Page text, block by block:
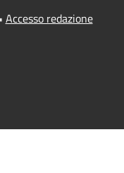
Accesso redazione